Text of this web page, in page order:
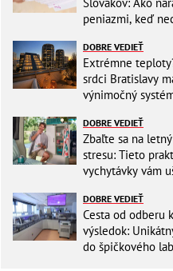
peniazmi, keď
DOBRE VEDIEŤ
Extrémne
srdci Bratislavy
výnimočný
DOBRE VEDIEŤ
Zbaľte sa na
stresu: Tieto
vychytávky vám
DOBRE VEDIEŤ
Cesta od odberu
výsledok:
do špičkového